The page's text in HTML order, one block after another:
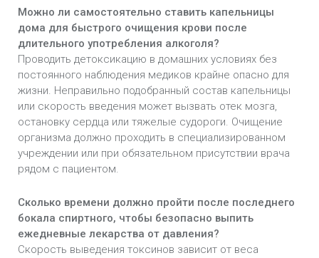
Можно ли самостоятельно ставить капельницы
дома для быстрого очищения крови после
длительного употребления алкоголя?
Проводить детоксикацию в домашних условиях без
постоянного наблюдения медиков крайне опасно для
жизни. Неправильно подобранный состав капельницы
или скорость введения может вызвать отек мозга,
остановку сердца или тяжелые судороги. Очищение
организма должно проходить в специализированном
учреждении или при обязательном присутствии врача
рядом с пациентом.
Сколько времени должно пройти после последнего
бокала спиртного, чтобы безопасно выпить
ежедневные лекарства от давления?
Скорость выведения токсинов зависит от веса